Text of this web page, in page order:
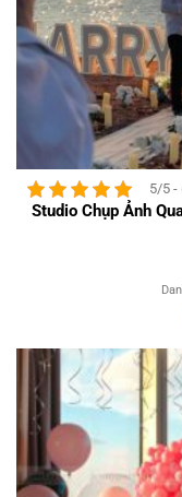
5/5 -
Studio Chụp Ảnh